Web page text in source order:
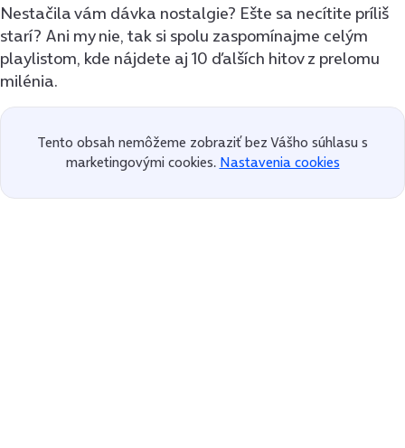
Nestačila vám dávka nostalgie? Ešte sa necítite príliš
starí? Ani my nie, tak si spolu zaspomínajme celým
playlistom, kde nájdete aj 10 ďalších hitov z prelomu
milénia.
Tento obsah nemôžeme zobraziť bez Vášho súhlasu s
marketingovými cookies. Nastavenia cookies